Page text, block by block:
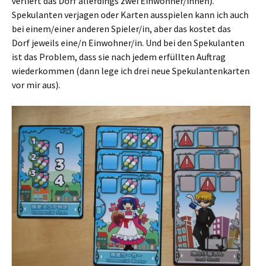
Spekulanten verjagen oder Karten ausspielen kann ich auch
bei einem/einer anderen Spieler/in, aber das kostet das
Dorf jeweils eine/n Einwohner/in. Und bei den Spekulanten
ist das Problem, dass sie nach jedem erfüllten Auftrag
wiederkommen (dann lege ich drei neue Spekulantenkarten
vor mir aus).